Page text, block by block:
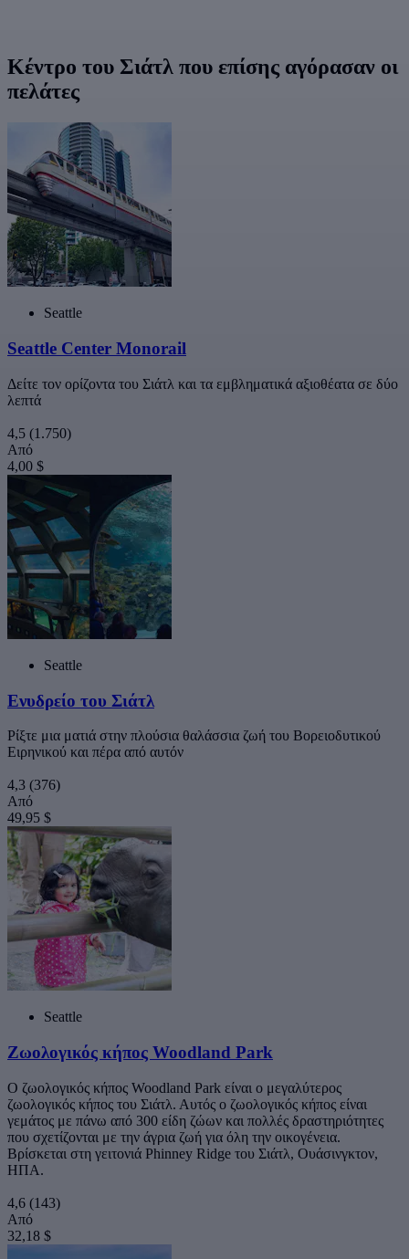
Κέντρο του Σιάτλ που επίσης αγόρασαν οι
πελάτες
Seattle
Seattle Center Monorail
Δείτε τον ορίζοντα του Σιάτλ και τα εμβληματικά αξιοθέατα σε δύο
λεπτά
4,5 (1.750)
Από
4,00 $
Seattle
Ενυδρείο του Σιάτλ
Ρίξτε μια ματιά στην πλούσια θαλάσσια ζωή του Βορειοδυτικού
Ειρηνικού και πέρα από αυτόν
4,3 (376)
Από
49,95 $
Seattle
Ζωολογικός κήπος Woodland Park
Ο ζωολογικός κήπος Woodland Park είναι ο μεγαλύτερος
ζωολογικός κήπος του Σιάτλ. Αυτός ο ζωολογικός κήπος είναι
γεμάτος με πάνω από 300 είδη ζώων και πολλές δραστηριότητες
που σχετίζονται με την άγρια ζωή για όλη την οικογένεια.
Βρίσκεται στη γειτονιά Phinney Ridge του Σιάτλ, Ουάσινγκτον,
ΗΠΑ.
4,6 (143)
Από
32,18 $